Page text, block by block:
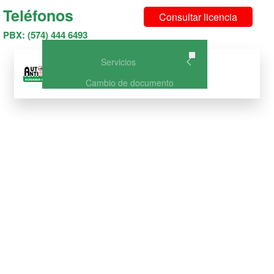
Teléfonos
PBX: (574) 444 6493
Consultar licencia
Servicios
Cambio de documento
Curso de Conducción Categoría